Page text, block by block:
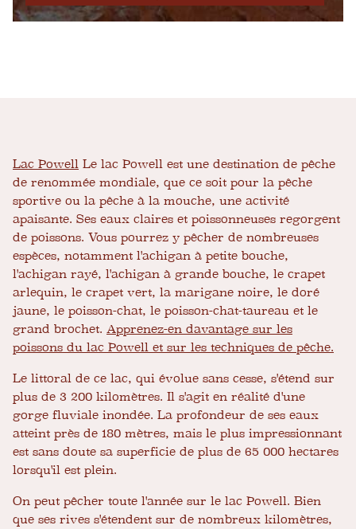
Lac Powell Le lac Powell est une destination de pêche
de renommée mondiale, que ce soit pour la pêche
sportive ou la pêche à la mouche, une activité
apaisante. Ses eaux claires et poissonneuses regorgent
de poissons. Vous pourrez y pêcher de nombreuses
espèces, notamment l'achigan à petite bouche,
l'achigan rayé, l'achigan à grande bouche, le crapet
arlequin, le crapet vert, la marigane noire, le doré
jaune, le poisson-chat, le poisson-chat-taureau et le
grand brochet. Apprenez-en davantage sur les
poissons du lac Powell et sur les techniques de pêche.
Le littoral de ce lac, qui évolue sans cesse, s'étend sur
plus de 3 200 kilomètres. Il s'agit en réalité d'une
gorge fluviale inondée. La profondeur de ses eaux
atteint près de 180 mètres, mais le plus impressionnant
est sans doute sa superficie de plus de 65 000 hectares
lorsqu'il est plein.
On peut pêcher toute l'année sur le lac Powell. Bien
que ses rives s'étendent sur de nombreux kilomètres,